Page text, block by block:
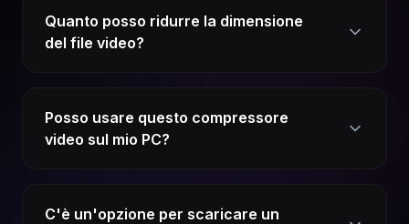
Quanto posso ridurre la dimensione
del file video?
Posso usare questo compressore
video sul mio PC?
C'è un'opzione per scaricare un